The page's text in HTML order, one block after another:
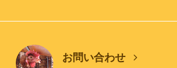
お問い合わせ